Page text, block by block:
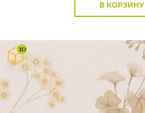
В КОРЗИНУ